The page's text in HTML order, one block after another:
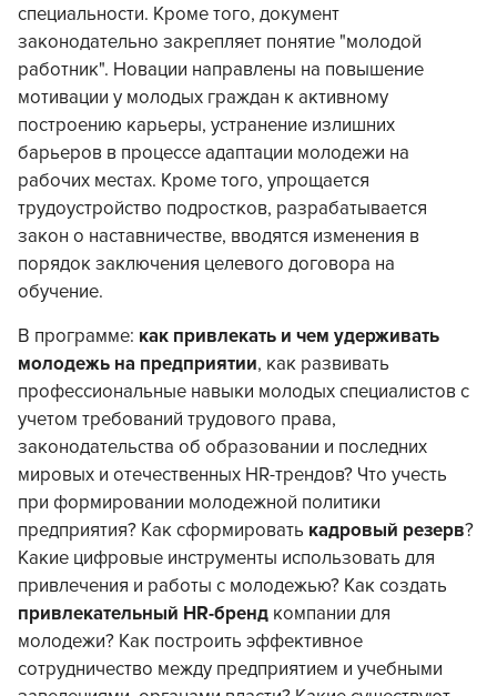
специальности. Кроме того, документ
законодательно закрепляет понятие "молодой
работник". Новации направлены на повышение
мотивации у молодых граждан к активному
построению карьеры, устранение излишних
барьеров в процессе адаптации молодежи на
рабочих местах. Кроме того, упрощается
трудоустройство подростков, разрабатывается
закон о наставничестве, вводятся изменения в
порядок заключения целевого договора на
обучение.
В программе: как привлекать и чем удерживать
молодежь на предприятии, как развивать
профессиональные навыки молодых специалистов с
учетом требований трудового права,
законодательства об образовании и последних
мировых и отечественных HR-трендов? Что учесть
при формировании молодежной политики
предприятия? Как сформировать кадровый резерв?
Какие цифровые инструменты использовать для
привлечения и работы с молодежью? Как создать
привлекательный HR-бренд компании для
молодежи? Как построить эффективное
сотрудничество между предприятием и учебными